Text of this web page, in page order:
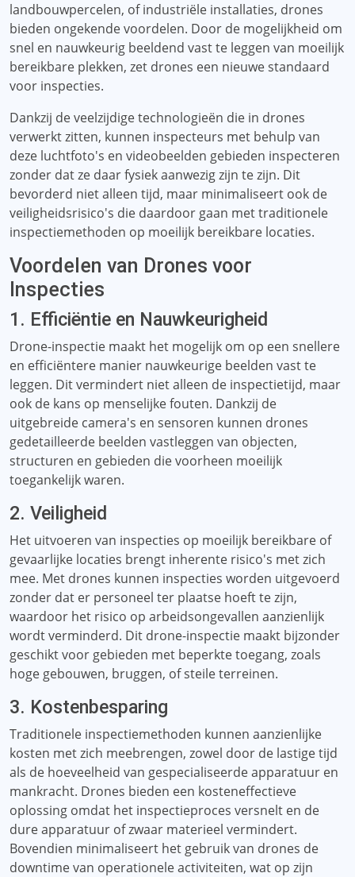
landbouwpercelen, of industriële installaties, drones
bieden ongekende voordelen. Door de mogelijkheid om
snel en nauwkeurig beeldend vast te leggen van moeilijk
bereikbare plekken, zet drones een nieuwe standaard
voor inspecties.
Dankzij de veelzijdige technologieën die in drones
verwerkt zitten, kunnen inspecteurs met behulp van
deze luchtfoto's en videobeelden gebieden inspecteren
zonder dat ze daar fysiek aanwezig zijn te zijn. Dit
bevorderd niet alleen tijd, maar minimaliseert ook de
veiligheidsrisico's die daardoor gaan met traditionele
inspectiemethoden op moeilijk bereikbare locaties.
Voordelen van Drones voor
Inspecties
1. Efficiëntie en Nauwkeurigheid
Drone-inspectie maakt het mogelijk om op een snellere
en efficiëntere manier nauwkeurige beelden vast te
leggen. Dit vermindert niet alleen de inspectietijd, maar
ook de kans op menselijke fouten. Dankzij de
uitgebreide camera's en sensoren kunnen drones
gedetailleerde beelden vastleggen van objecten,
structuren en gebieden die voorheen moeilijk
toegankelijk waren.
2. Veiligheid
Het uitvoeren van inspecties op moeilijk bereikbare of
gevaarlijke locaties brengt inherente risico's met zich
mee. Met drones kunnen inspecties worden uitgevoerd
zonder dat er personeel ter plaatse hoeft te zijn,
waardoor het risico op arbeidsongevallen aanzienlijk
wordt verminderd. Dit drone-inspectie maakt bijzonder
geschikt voor gebieden met beperkte toegang, zoals
hoge gebouwen, bruggen, of steile terreinen.
3. Kostenbesparing
Traditionele inspectiemethoden kunnen aanzienlijke
kosten met zich meebrengen, zowel door de lastige tijd
als de hoeveelheid van gespecialiseerde apparatuur en
mankracht. Drones bieden een kosteneffectieve
oplossing omdat het inspectieproces versnelt en de
dure apparatuur of zwaar materieel vermindert.
Bovendien minimaliseert het gebruik van drones de
downtime van operationele activiteiten, wat op zijn